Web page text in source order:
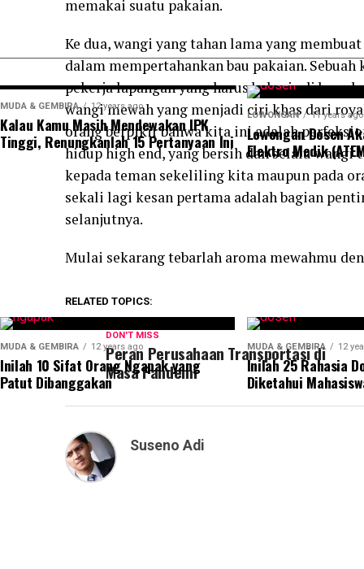
memakai suatu pakaian.
Ke dua, wangi yang tahan lama yang
dalam mempertahankan bau pakaian.
pekerja lapangan yang harus bekerja di
wangi mewah yang menjadi ciri khas dari
orang berpikir bahwa kita ini adalah
hidup high end, yang bersih dan selalu
kepada teman sekeliling kita maupun pada
sekali lagi kesan pertama adalah bagian
selanjutnya.
Mulai sekarang tebarlah aroma mewahmu
RELATED TOPICS:
DON'T MISS
Peran Perusahaan Transportasi di
Masa Pandemi
Suseno Adi
MUDA & GEMBIRA 12 years ago
Kalau Kamu Masih Mendewakan IPK
Tinggi, Renungkanlah 15 Pertanyaan Ini
LOWONGAN 11 years ago
Lowongan Dosen
Elektro Medik
MUDA & GEMBIRA 12 years ago
Inilah 10 Sifat Orang Ngapak yang
Patut Dibanggakan
MUDA & GEMBIRA 12
Inilah 25 Rahasia
Diketahui